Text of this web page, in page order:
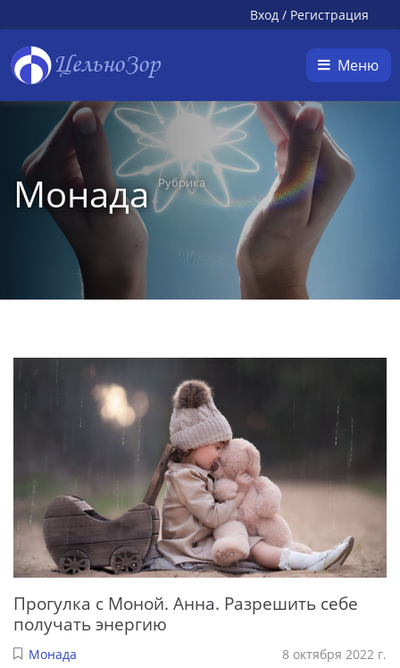
Вход / Регистрация
ЦельноЗор Меню
МонадаРубрика
Прогулка с Моной. Анна. Разрешить себе
получать энергию
Монада 8 октября 2022 г.